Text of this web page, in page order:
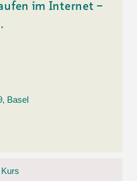
im Internet –
Basel